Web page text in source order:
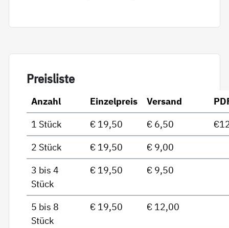
Preis­lis­te
Anzahl Einzelpreis Versand
1 Stück
€ 19,50 € 6,50
2 Stück
€ 19,50
€ 9,00
3 bis 4
Stück
€ 19,50 € 9,50
5 bis 8
Stück
€ 19,50 € 12,00